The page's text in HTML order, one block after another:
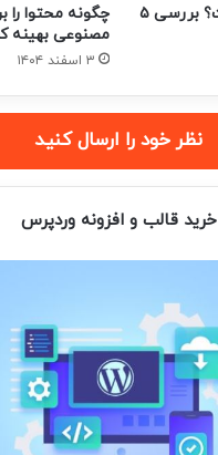
علت افت رتبه سایت؟ بررسی ۵
چگونه محتوا را
مصنوعی بهینه
۳ اسفند ۱۴۰۴
نظر خود را ارسال کنید
خرید قالب و افزونه وردپرس